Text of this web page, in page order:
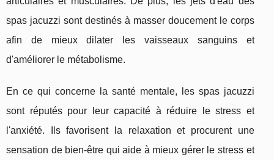
spas jacuzzi sont destinés à masser doucement le corps
afin de mieux dilater les vaisseaux sanguins et
d'améliorer le métabolisme.
En ce qui concerne la santé mentale, les spas jacuzzi
sont réputés pour leur capacité à réduire le stress et
l'anxiété. Ils favorisent la relaxation et procurent une
sensation de bien-être qui aide à mieux gérer le stress et